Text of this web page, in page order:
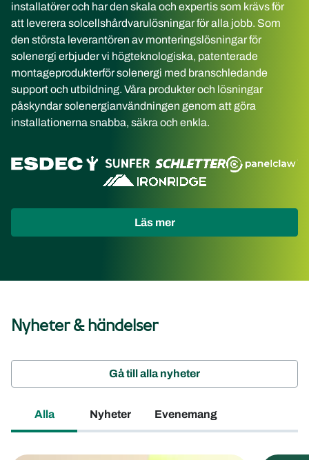
installatörer och har den skala och expertis som krävs för
att leverera solcellshårdvarulösningar för alla jobb. Som
den största leverantören av monteringslösningar för
solenergi erbjuder vi högteknologiska, patenterade
montageprodukterför solenergi med branschledande
support och utbildning. Våra produkter och lösningar
påskyndar solenergianvändningen genom att göra
installationerna snabba, säkra och enkla.
Läs mer(opens
in
Nyheter & händelser
Gå till alla nyheter
Alla Nyheter Evenemang